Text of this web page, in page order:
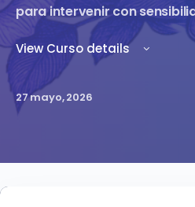
para intervenir con
View Curso details
27 mayo, 2026